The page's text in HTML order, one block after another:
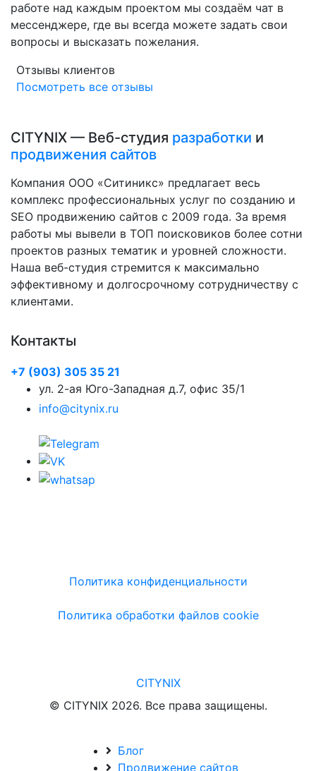
работе над каждым проектом мы создаём чат в
мессенджере, где вы всегда можете задать свои
вопросы и высказать пожелания.
Отзывы клиентов
Посмотреть все отзывы
CITYNIX — Веб-студия разработки и
продвижения сайтов
Компания ООО «Ситиникс» предлагает весь
комплекс профессиональных услуг по созданию и
SEO продвижению сайтов с 2009 года. За время
работы мы вывели в ТОП поисковиков более сотни
проектов разных тематик и уровней сложности.
Наша веб-студия стремится к максимально
эффективному и долгосрочному сотрудничеству с
клиентами.
Контакты
+7 (903) 305 35 21
ул. 2-ая Юго-Западная д.7, офис 35/1
info@citynix.ru
Политика конфиденциальности
Политика обработки файлов cookie
CITYNIX
© CITYNIX 2026. Все права защищены.
Блог
Продвижение сайтов